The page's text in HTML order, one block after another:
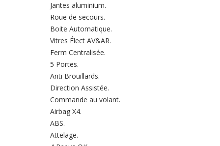
Jantes aluminium.
Roue de secours.
Boite Automatique.
Vitres Élect AV&AR.
Ferm Centralisée.
5 Portes.
Anti Brouillards.
Direction Assistée.
Commande au volant.
Airbag X4.
ABS.
Attelage.